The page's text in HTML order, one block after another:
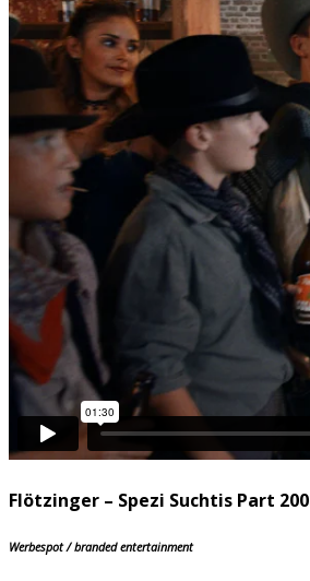
Flötzinger – Spezi Suchtis Part 200
Werbespot / branded entertainment